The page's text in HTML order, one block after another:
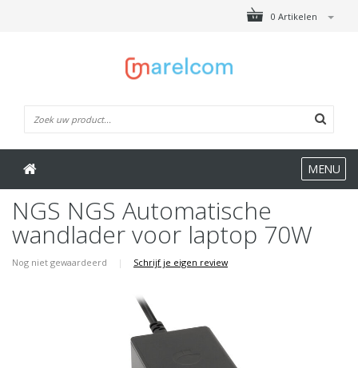
0 Artikelen
MENU
NGS NGS Automatische
wandlader voor laptop 70W
Nog niet gewaardeerd | Schrijf je eigen review